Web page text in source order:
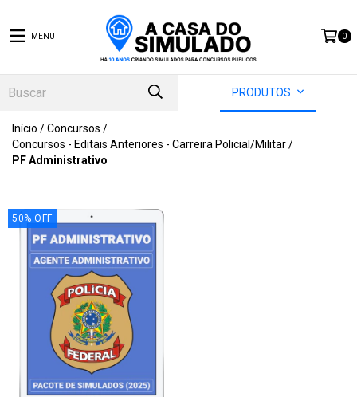
MENU 0
PRODUTOS
Início /Concursos /
Concursos - Editais Anteriores - Carreira Policial/Militar/
PF Administrativo
50% OFF